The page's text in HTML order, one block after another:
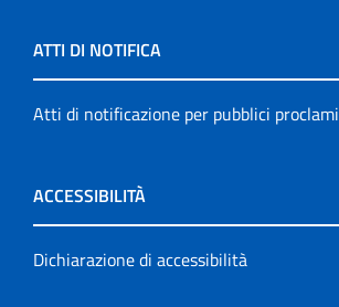
ATTI DI NOTIFICA
Atti di notificazione per pubblici proclami
ACCESSIBILITÀ
Dichiarazione di accessibilità